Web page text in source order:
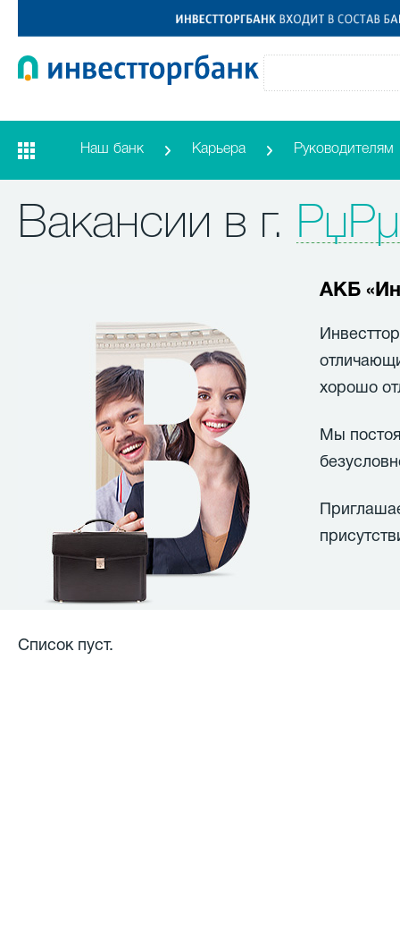
Наш банк Карьера Руководителям
Вакансии в г.
АКБ
хорошо
Мы
Список пуст.